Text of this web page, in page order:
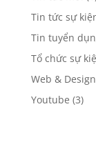
Tin tức sự
Tin tuyển
Tổ chức sự
Web & Design
Youtube (3)